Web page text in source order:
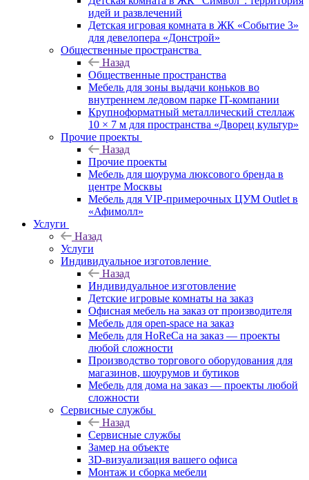
идей и развлечений
Детская игровая комната в ЖК «Событие 3»
для девелопера «Донстрой»
Общественные пространства
Назад
Общественные пространства
Мебель для зоны выдачи коньков во
внутреннем ледовом парке IT-компании
Крупноформатный металлический стеллаж
10 × 7 м для пространства «Дворец культур»
Прочие проекты
Назад
Прочие проекты
Мебель для шоурума люксового бренда в
центре Москвы
Мебель для VIP-примерочных ЦУМ Outlet в
«Афимолл»
Услуги
Назад
Услуги
Индивидуальное изготовление
Назад
Индивидуальное изготовление
Детские игровые комнаты на заказ
Офисная мебель на заказ от производителя
Мебель для open-space на заказ
Мебель для HoReCa на заказ — проекты
любой сложности
Производство торгового оборудования для
магазинов, шоурумов и бутиков
Мебель для дома на заказ — проекты любой
сложности
Сервисные службы
Назад
Сервисные службы
Замер на объекте
3D-визуализация вашего офиса
Монтаж и сборка мебели